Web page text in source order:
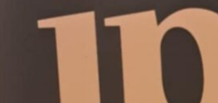
Zakończenie projektu „Im Netz
der Brieffreundschaften“